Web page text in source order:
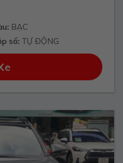
BẠC
số: TỰ ĐỘNG